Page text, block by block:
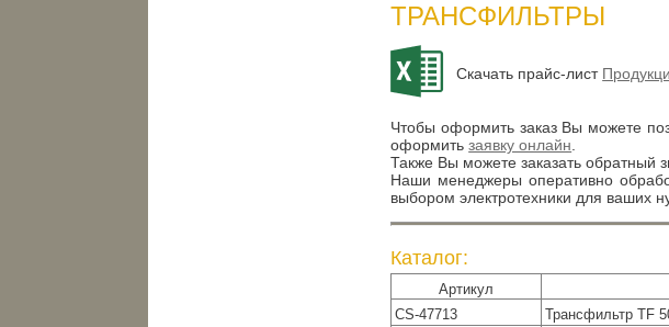
ТРАНСФИЛЬТРЫ
Скачать прайс-лист
Чтобы оформить заказ Вы можете
оформитьзаявку онлайн
Также Вы можете заказать обратный
Наши менеджеры оперативно
выбором электротехники для ваших
Каталог:
Артикул
CS-47713
Трансфильтр TF